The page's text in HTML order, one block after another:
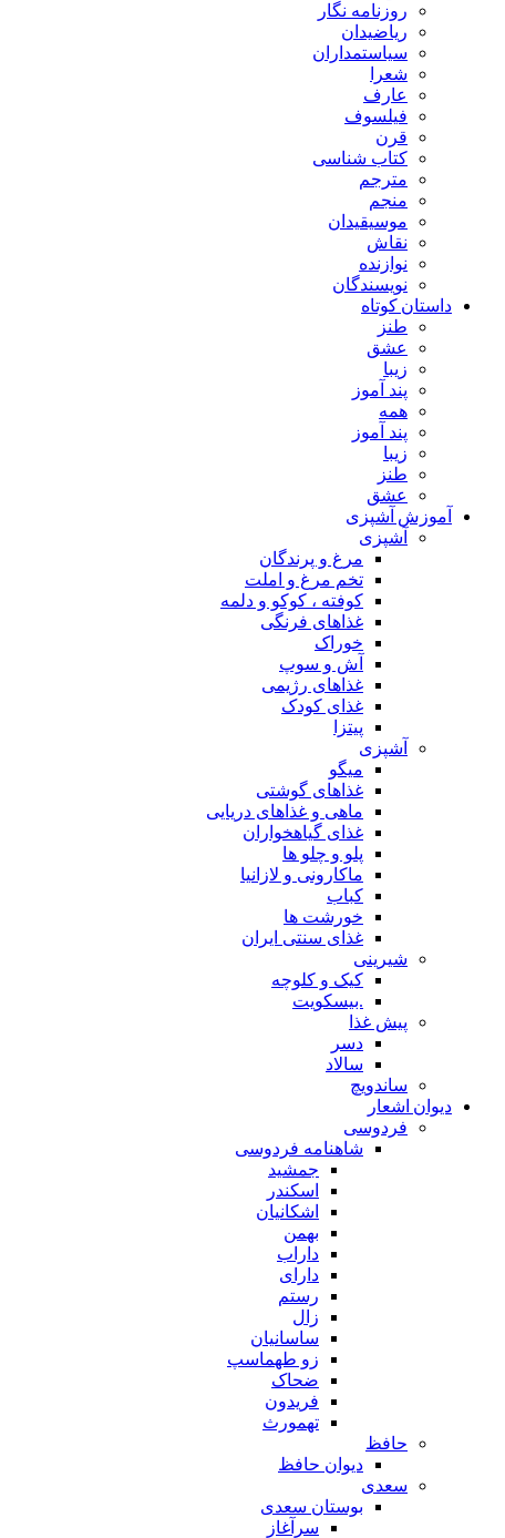
روزنامه نگار
ریاضیدان
سیاستمداران
شعرا
عارف
فیلسوف
قرن
کتاب شناسی
مترجم
منجم
موسیقیدان
نقاش
نوازنده
نویسندگان
داستان کوتاه
طنز
عشق
زیبا
پند آموز
همه
پند آموز
زیبا
طنز
عشق
آموزش آشپزی
آشپزی
مرغ و پرندگان
تخم مرغ و املت
کوفته ، کوکو و دلمه
غذاهای فرنگی
خوراک
آش و سوپ
غذاهای رژیمی
غذای کودک
پیتزا
آشپزی
میگو
غذاهای گوشتی
ماهی و غذاهای دریایی
غذای گیاهخواران
پلو و چلو ها
ماکارونی و لازانیا
کباب
خورشت ها
غذای سنتی ایران
شیرینی
کیک و کلوچه
.بیسکویت
پیش غذا
دسر
سالاد
ساندویچ
دیوان اشعار
فردوسی
شاهنامه فردوسی
جمشید
اسکندر
اشکانیان
بهمن
داراب
دارای
رستم
زال
ساسانیان
زو طهماسپ‏
ضحاک
فریدون
تهمورث
حافظ
دیوان حافظ
سعدی
بوستان سعدی
سرآغاز